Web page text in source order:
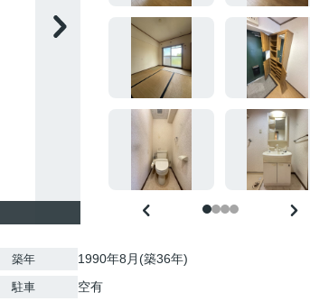
築年 1990年8月(築36年)
駐車 空有